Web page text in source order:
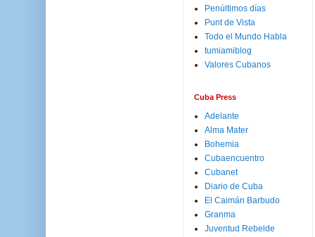
Penúltimos días
Punt de Vista
Todo el Mundo Habla
tumiamiblog
Valores Cubanos
Cuba Press
Adelante
Alma Mater
Bohemia
Cubaencuentro
Cubanet
Diario de Cuba
El Caimán Barbudo
Granma
Juventud Rebelde